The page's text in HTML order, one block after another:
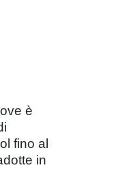
è
fino al
in